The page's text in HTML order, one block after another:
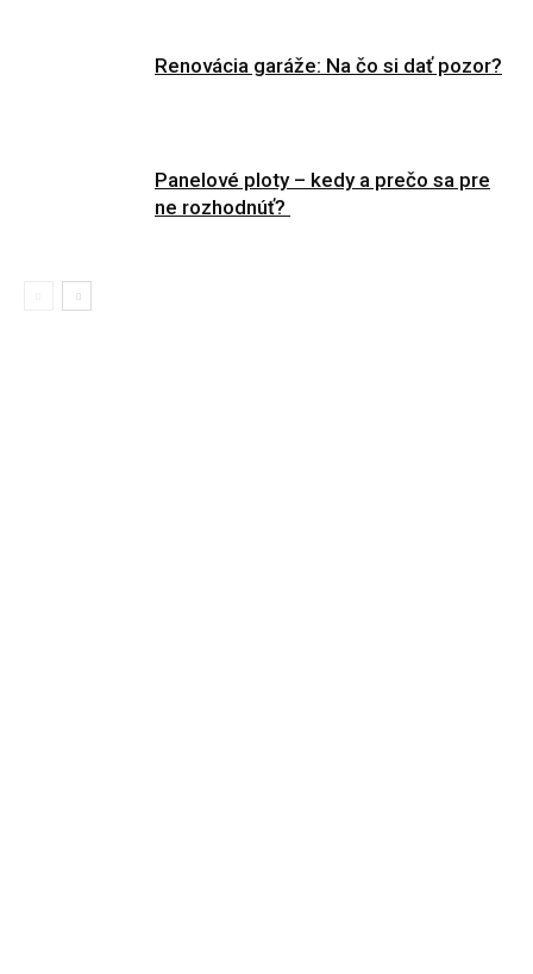
Renovácia garáže: Na čo si dať pozor?
Panelové ploty – kedy a prečo sa pre
ne rozhodnúť?